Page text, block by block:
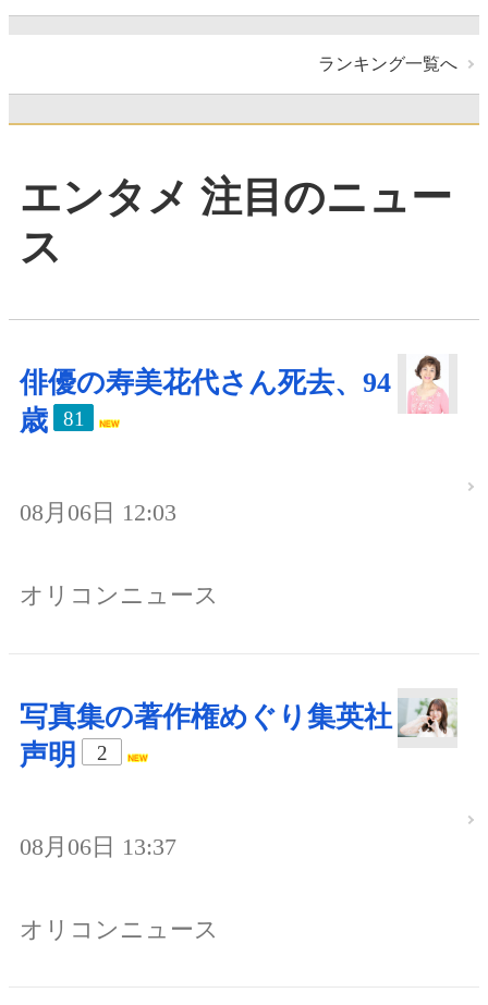
ランキング一覧へ
エンタメ 注目のニュー
ス
俳優の寿美花代さん死去、94
歳
81
08月06日 12:03
オリコンニュース
写真集の著作権めぐり集英社
声明
2
08月06日 13:37
オリコンニュース